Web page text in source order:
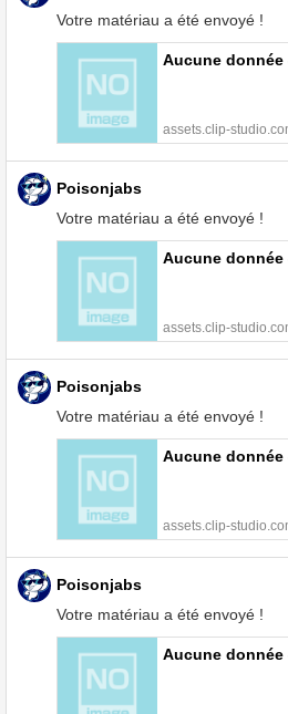
Votre matériau a été envoyé !
Aucune donnée
assets.clip-
Poisonjabs
Votre matériau a été envoyé !
Aucune donnée
assets.clip-
Poisonjabs
Votre matériau a été envoyé !
Aucune donnée
assets.clip-
Poisonjabs
Votre matériau a été envoyé !
Aucune donnée